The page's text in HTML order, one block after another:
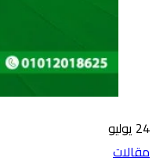
24 يوليو
مقالات